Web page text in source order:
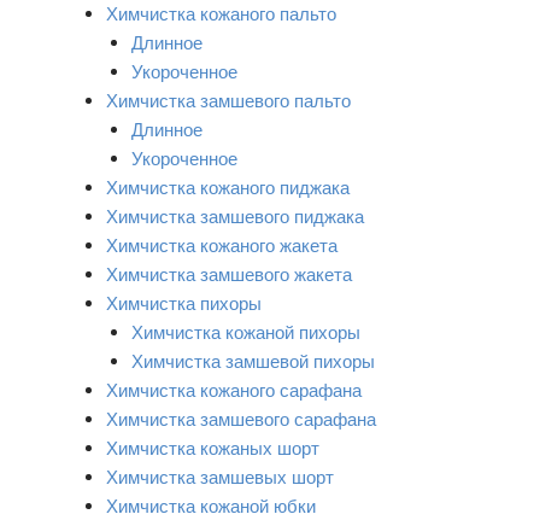
Химчистка кожаного пальто
Длинное
Укороченное
Химчистка замшевого пальто
Длинное
Укороченное
Химчистка кожаного пиджака
Химчистка замшевого пиджака
Химчистка кожаного жакета
Химчистка замшевого жакета
Химчистка пихоры
Химчистка кожаной пихоры
Химчистка замшевой пихоры
Химчистка кожаного сарафана
Химчистка замшевого сарафана
Химчистка кожаных шорт
Химчистка замшевых шорт
Химчистка кожаной юбки